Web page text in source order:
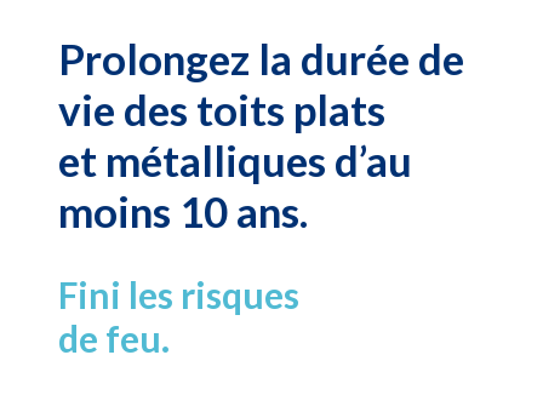
Prolongez la durée de
vie des toits plats
et métalliques d’au
moins 10 ans.
Fini les risques
de feu.